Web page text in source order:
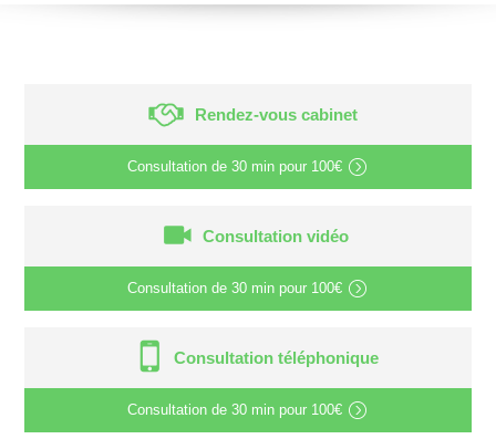
Rendez-vous cabinet
Consultation de 30 min pour 100€
Consultation vidéo
Consultation de 30 min pour 100€
Consultation téléphonique
Consultation de 30 min pour 100€